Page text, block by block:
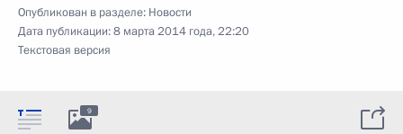
Опубликован в разделе: Новости
Дата публикации:8 марта 2014 года, 22:20
Текстовая версия
9